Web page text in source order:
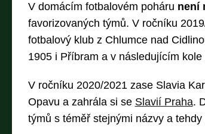
V domácím fotbalovém poháru není
favorizovaných týmů. V ročníku
fotbalový klub z Chlumce nad
1905 i Příbram a v následujícím kole
V ročníku 2020/2021 zase Slavia
Opavu a zahrála si se Slavií Praha.
týmů s téměř stejnými názvy a tehdy